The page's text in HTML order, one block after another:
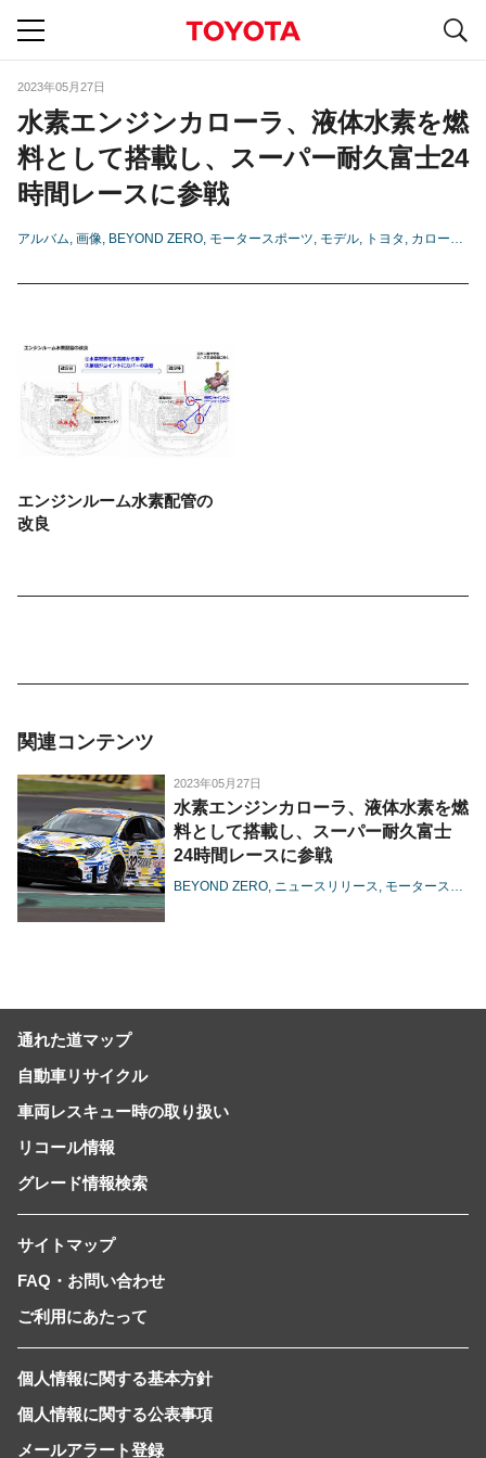
2023年05月27日
水素エンジンカローラ、液体水素を燃
料として搭載し、スーパー耐久富士24
時間レースに参戦
アルバム 画像 BEYOND ZERO モータースポーツ モデル トヨタ カローラ
エンジンルーム水素配管の
改良
関連コンテンツ
2023年05月27日
水素エンジンカローラ、液体水素を燃
料として搭載し、スーパー耐久富士
24時間レースに参戦
BEYOND ZERO ニュースリリース モータースポーツ
通れた道マップ
自動車リサイクル
車両レスキュー時の取り扱い
リコール情報
グレード情報検索
サイトマップ
FAQ・お問い合わせ
ご利用にあたって
個人情報に関する基本方針
個人情報に関する公表事項
メールアラート登録